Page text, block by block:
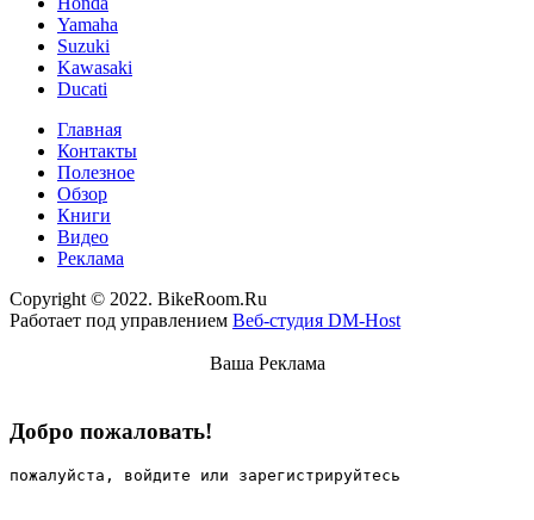
Yamaha
Suzuki
Kawasaki
Ducati
Главная
Контакты
Полезное
Обзор
Книги
Видео
Реклама
Copyright © 2022. BikeRoom.Ru
Работает под управлением Веб-студия DM-Host
Ваша Реклама
Добро пожаловать!
пожалуйста, войдите или зарегистрируйтесь